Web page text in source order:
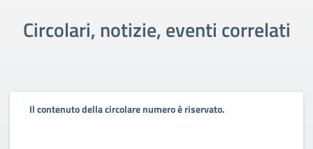
Circolari, notizie, eventi correlati
Il contenuto della circolare numero è riservato.